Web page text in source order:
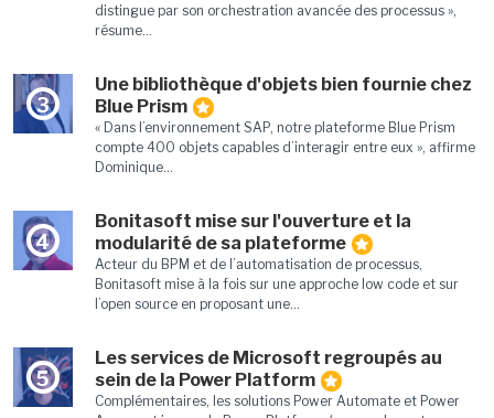
distingue par son orchestration avancée des processus »,
résume...
3
Une bibliothèque d'objets bien fournie chez
Blue Prism
« Dans l’environnement SAP, notre plateforme Blue Prism
compte 400 objets capables d’interagir entre eux », affirme
Dominique...
4
Bonitasoft mise sur l'ouverture et la
modularité de sa plateforme
Acteur du BPM et de l’automatisation de processus,
Bonitasoft mise à la fois sur une approche low code et sur
l’open source en proposant une...
5
Les services de Microsoft regroupés au
sein de la Power Platform
Complémentaires, les solutions Power Automate et Power